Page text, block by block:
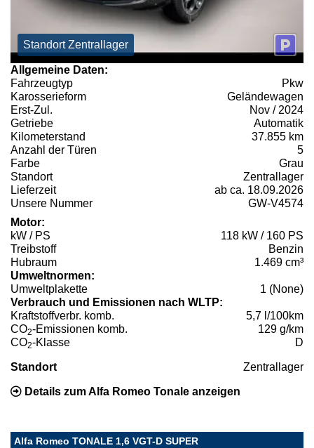
Standort Zentrallager
Allgemeine Daten:
Fahrzeugtyp
Pkw
Karosserieform
Geländewagen
Erst-Zul.
Nov / 2024
Getriebe
Automatik
Kilometerstand
37.855 km
Anzahl der Türen
5
Farbe
Grau
Standort
Zentrallager
Lieferzeit
ab ca. 18.09.2026
Unsere Nummer
GW-V4574
Motor:
kW / PS
118 kW / 160 PS
Treibstoff
Benzin
Hubraum
1.469 cm³
Umweltnormen:
Umweltplakette
1 (None)
Verbrauch und Emissionen nach WLTP:
Kraftstoffverbr. komb.
5,7 l/100km
CO2-Emissionen komb.
129 g/km
CO2-Klasse D
Standort Zentrallager
Details zum Alfa Romeo Tonale anzeigen
Alfa Romeo TONALE 1,6 VGT-D SUPER